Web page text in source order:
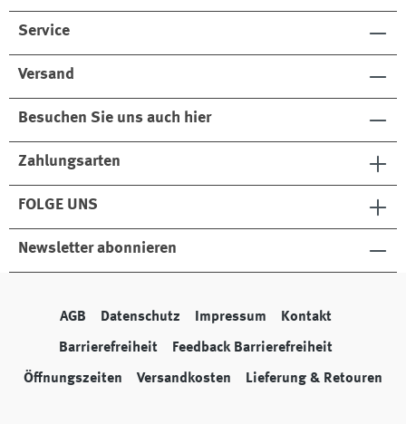
Service
Versand
Besuchen Sie uns auch hier
Zahlungsarten
FOLGE UNS
Newsletter abonnieren
AGB Datenschutz Impressum Kontakt
Barrierefreiheit Feedback Barrierefreiheit
Öffnungszeiten Versandkosten Lieferung & Retouren